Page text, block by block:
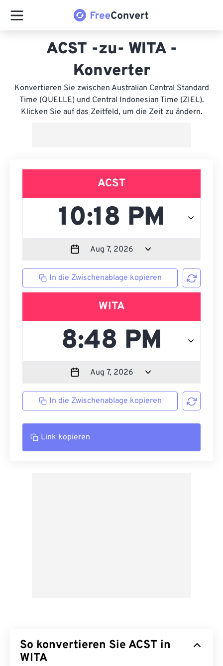
ACST -zu- WITA -
Konverter
Konvertieren Sie zwischen Australian Central Standard
Time (QUELLE) und Central Indonesian Time (ZIEL).
Klicken Sie auf das Zeitfeld, um die Zeit zu ändern.
ACST
In die Zwischenablage kopieren
WITA
In die Zwischenablage kopieren
Link kopieren
So konvertieren Sie ACST in
WITA